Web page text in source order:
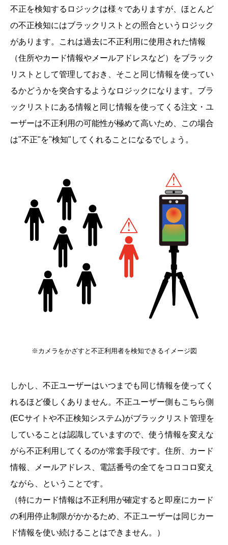
不正を検知するロジックは様々でありますが、ほとんど
の不正検知にはブラックリストとの照合というロジック
があります。これは過去に不正利用に使用された情報
（住所やカード情報やメールアドレスなど）をブラック
リストとして管理しておき、そこと同じ情報を使ってい
るかどうかを突合するようなロジックになります。ブラ
ックリストにある情報と同じ情報を使ってくる注文・ユ
ーザーは不正利用の可能性が極めて高いため、この場合
は"不正"を"検知"してくれることになるでしょう。
※カメラをかざすと不正利用者を検知できるイメージ図
しかし、不正ユーザーはいつまでも同じ情報を使ってく
れるほど優しくありません。不正ユーザー側もこちら側
(ECサイトや不正検知システム)がブラックリスト管理を
していることは認識していますので、使う情報を変えな
がら不正利用してくるのが常套手段です。住所、カード
情報、メールアドレス、電話番号の全てをコロコロ変え
ながら、ということです。
（特にカード情報は不正利用が確定すると即座にカード
の利用停止制限がかかるため、不正ユーザーは同じカー
ド情報を使い続けることはできません。）